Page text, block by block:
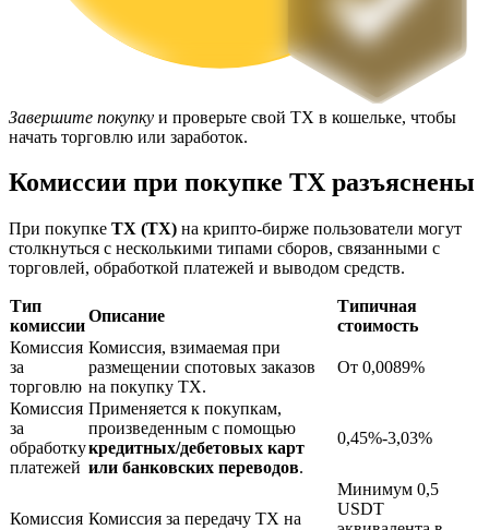
Блокировки BTR
Эксклюзивные инвестиции для владельцев BTR
Кредиты
Сервис заимствований, обеспеченных криптовалютой
Завершите покупку и проверьте свой TX в кошельке, чтобы
начать торговлю или заработок.
Комиссии при покупке TX разъяснены
При покупке TX (TX) на крипто-бирже пользователи могут
столкнуться с несколькими типами сборов, связанными с
торговлей, обработкой платежей и выводом средств.
Тип
комиссии
Описание
Типичная
стоимость
Комиссия
за
торговлю
Комиссия, взимаемая при
размещении спотовых заказов
на покупку TX.
От 0,0089%
Комиссия
за
обработку
платежей
Применяется к покупкам,
произведенным с помощью
кредитных/дебетовых карт
или банковских переводов.
0,45%-3,03%
Комиссия Комиссия за передачу TX на
Минимум 0,5
USDT